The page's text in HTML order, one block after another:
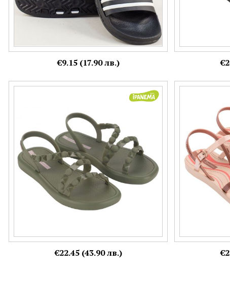
€9.15 (17.90 лв.)
IPANEMA дамски сандали в зелен цвят с
35-36,38
Още цветове:
€22.45 (43.90 лв.)
Силиконови
бежов цвят с
Номерация: